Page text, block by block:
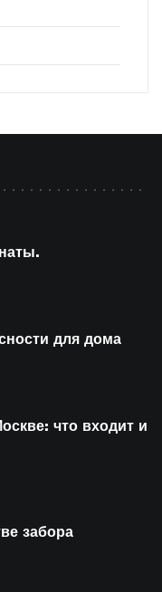
для дома
что входит и
забора